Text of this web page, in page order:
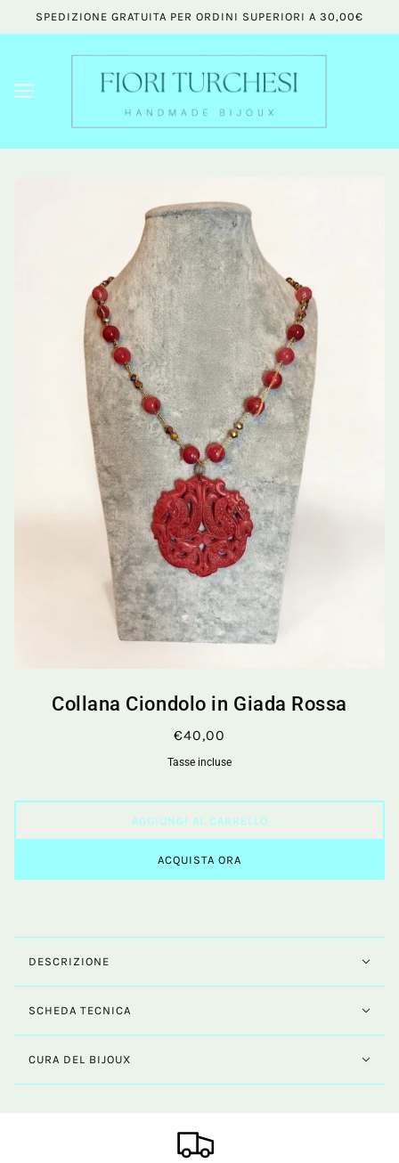
SPEDIZIONE GRATUITA PER ORDINI SUPERIORI A 30,00€
Collana Ciondolo in Giada Rossa
€40,00
Tasse incluse
AGGIUNGI AL CARRELLO
ACQUISTA ORA
DESCRIZIONE
SCHEDA TECNICA
CURA DEL BIJOUX